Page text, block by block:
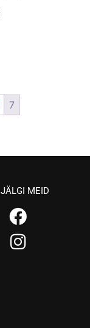
7
JÄLGI MEID